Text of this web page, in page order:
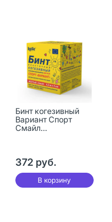
Бинт когезивный
Вариант Спорт
Смайл
372 руб.
В корзину